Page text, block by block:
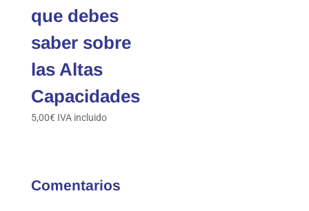
que debes
saber sobre
las Altas
Capacidades
5,00€ IVA incluido
Comentarios